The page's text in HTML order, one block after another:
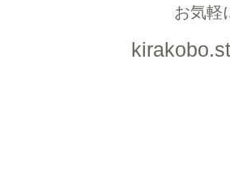
お気軽